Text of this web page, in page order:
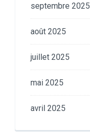
septembre 2025
août 2025
juillet 2025
mai 2025
avril 2025